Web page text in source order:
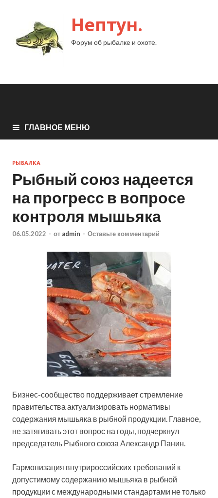
Нептун.
Форум об рыбалке и охоте.
ГЛАВНОЕ МЕНЮ
РЫБАЛКА
Рыбный союз надеется
на прогресс в вопросе
контроля мышьяка
06.05.2022 - от admin - Оставьте комментарий
Бизнес-сообщество поддерживает стремление
правительства актуализировать нормативы
содержания мышьяка в рыбной продукции. Главное,
не затягивать этот вопрос на годы, подчеркнул
председатель Рыбного союза Александр Панин.
Гармонизация внутрироссийских требований к
допустимому содержанию мышьяка в рыбной
продукции с международными стандартами не только